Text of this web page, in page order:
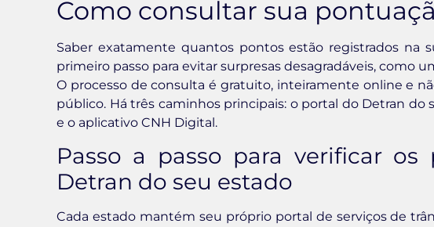
Como consultar sua
Saber exatamente quantos pontos estão registrados na
primeiro passo para evitar surpresas desagradáveis, como
O processo de consulta é gratuito, inteiramente online e
público. Há três caminhos principais: o portal do Detran do
e o aplicativo CNH Digital.
Passo a passo para verificar
Detran do seu estado
Cada estado mantém seu próprio portal de serviços de